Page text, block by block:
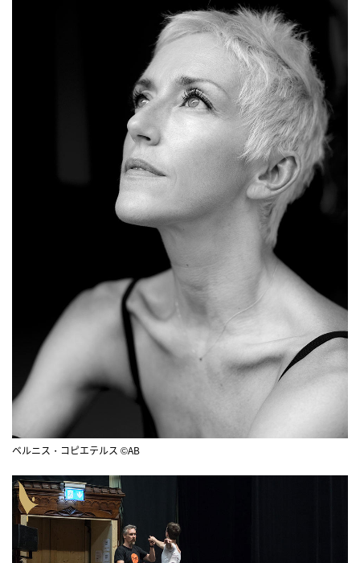
ベルニス・コピエテルス ©AB